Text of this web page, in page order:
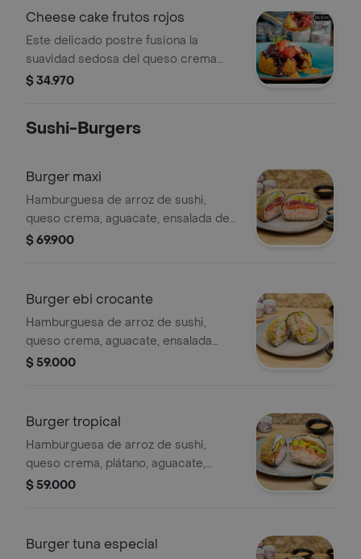
Cheese cake frutos rojos
Este delicado postre fusiona la
suavidad sedosa del queso crema
con una base de galleta crujiente, que
superior. creando una sinfonía de
$ 34.970
Sushi-Burgers
Burger maxi
Hamburguesa de arroz de sushi,
queso crema, aguacate, ensalada de
cangrejo, mayonesa japonesa,
especial y salsa teriyaki.
$ 69.900
Burger ebi crocante
Hamburguesa de arroz de sushi,
queso crema, aguacate, ensalada
dinamita de cangrejo, algas,
chili y salsa teriyaki.
$ 59.000
Burger tropical
Hamburguesa de arroz de sushi,
queso crema, plátano, aguacate,
ensalada de cangrejo, mayonesa
especial y teriyaki.
$ 59.000
Burger tuna especial